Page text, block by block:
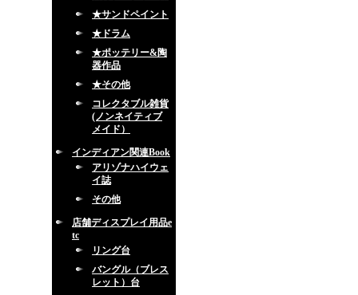
★サンドペイント
★ドラム
★ポッテリー&陶
器作品
★その他
コレクタブル雑貨
(ノンネイティブ
メイド）
インディアン関連Book
アリゾナハイウェ
イ誌
その他
店舗ディスプレイ用品e
tc
リング台
バングル（ブレス
レット）台